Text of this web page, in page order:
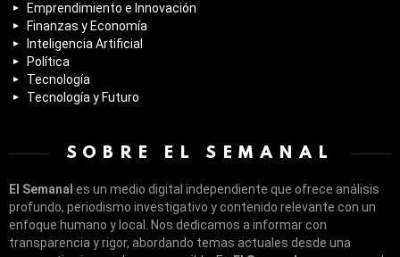
Emprendimiento e Innovación
Finanzas y Economía
Inteligencia Artificial
Política
Tecnología
Tecnología y Futuro
SOBRE EL SEMANAL
El Semanal es un medio digital independiente que ofrece análisis
profundo, periodismo investigativo y contenido relevante con un
enfoque humano y local. Nos dedicamos a informar con
transparencia y rigor, abordando temas actuales desde una